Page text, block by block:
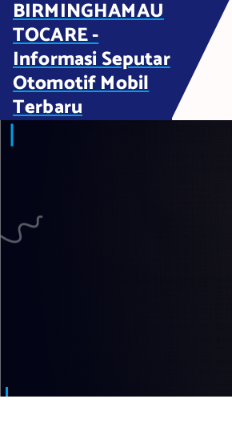
n
BIRMINGHAMAU
TOCARE -
Informasi Seputar
Otomotif Mobil
Terbaru